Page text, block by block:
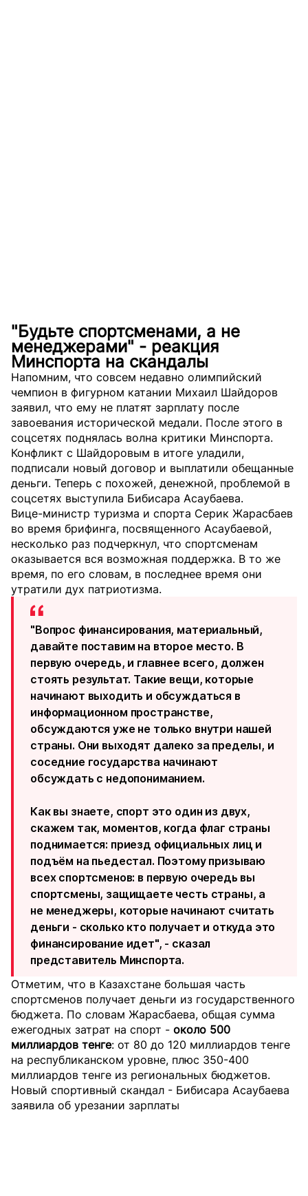
"Будьте спортсменами, а не
менеджерами" - реакция
Минспорта на скандалы
Напомним, что совсем недавно олимпийский
чемпион в фигурном катании Михаил Шайдоров
заявил, что ему не платят зарплату после
завоевания исторической медали. После этого в
соцсетях поднялась волна критики Минспорта.
Конфликт с Шайдоровым в итоге уладили,
подписали новый договор и выплатили обещанные
деньги. Теперь с похожей, денежной, проблемой в
соцсетях выступила Бибисара Асаубаева.
Вице-министр туризма и спорта Серик Жарасбаев
во время брифинга, посвященного Асаубаевой,
несколько раз подчеркнул, что спортсменам
оказывается вся возможная поддержка. В то же
время, по его словам, в последнее время они
утратили дух патриотизма.
"Вопрос финансирования, материальный,
давайте поставим на второе место. В
первую очередь, и главнее всего, должен
стоять результат. Такие вещи, которые
начинают выходить и обсуждаться в
информационном пространстве,
обсуждаются уже не только внутри нашей
страны. Они выходят далеко за пределы, и
соседние государства начинают
обсуждать с недопониманием.
Как вы знаете, спорт это один из двух,
скажем так, моментов, когда флаг страны
поднимается: приезд официальных лиц и
подъём на пьедестал. Поэтому призываю
всех спортсменов: в первую очередь вы
спортсмены, защищаете честь страны, а
не менеджеры, которые начинают считать
деньги - сколько кто получает и откуда это
финансирование идет", - сказал
представитель Минспорта.
Отметим, что в Казахстане большая часть
спортсменов получает деньги из государственного
бюджета. По словам Жарасбаева, общая сумма
ежегодных затрат на спорт - около 500
миллиардов тенге: от 80 до 120 миллиардов тенге
на республиканском уровне, плюс 350-400
миллиардов тенге из региональных бюджетов.
Новый спортивный скандал - Бибисара Асаубаева
заявила об урезании зарплаты